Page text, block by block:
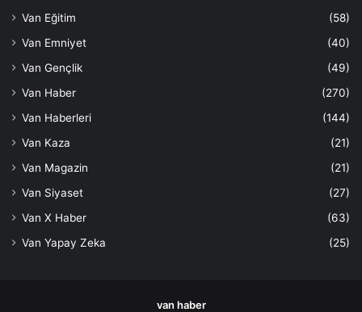
Van Eğitim
(58)
Van Emniyet
(40)
Van Gençlik
(49)
Van Haber
(270)
Van Haberleri
(144)
Van Kaza
(21)
Van Magazin
(21)
Van Siyaset
(27)
Van X Haber
(63)
Van Yapay Zeka
(25)
van haber